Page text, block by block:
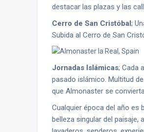
destacar las plazas y las
Cerro de San Cristóbal;
Subida al Cerro de San
Jornadas Islámicas; Cada
pasado islámico. Multitud
que Almonaster se
Cualquier época del año es
belleza singular del paisaje,